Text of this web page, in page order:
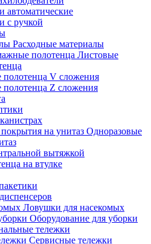
автоматические
с ручкой
Расходные материалы
Листовые
V сложения
Z сложения
Одноразовые
вытяжкой
на втулке
Ловушки для насекомых
Оборудование для уборки
тележки
Сервисные тележки